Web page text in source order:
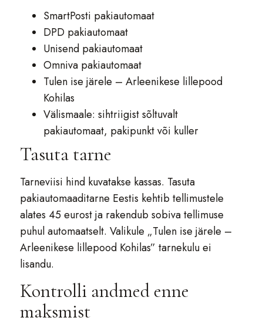
SmartPosti pakiautomaat
DPD pakiautomaat
Unisend pakiautomaat
Omniva pakiautomaat
Tulen ise järele – Arleenikese lillepood
Kohilas
Välismaale: sihtriigist sõltuvalt
pakiautomaat, pakipunkt või kuller
Tasuta tarne
Tarneviisi hind kuvatakse kassas. Tasuta
pakiautomaaditarne Eestis kehtib tellimustele
alates 45 eurost ja rakendub sobiva tellimuse
puhul automaatselt. Valikule „Tulen ise järele –
Arleenikese lillepood Kohilas” tarnekulu ei
lisandu.
Kontrolli andmed enne
maksmist